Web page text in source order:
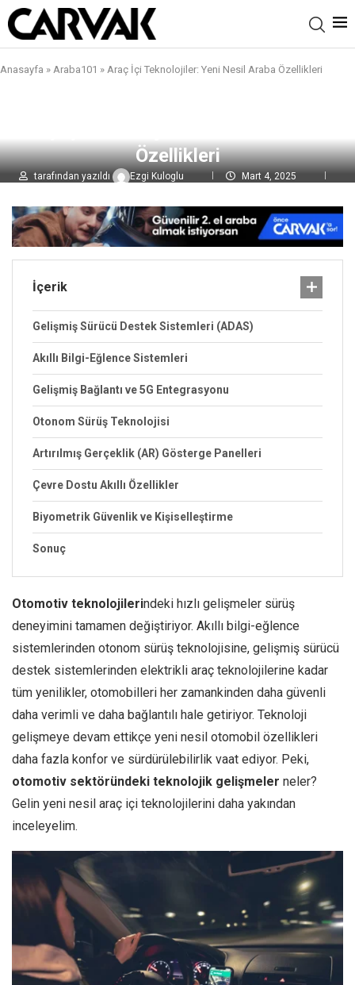
Anasayfa » Araba101 » Araç İçi Teknolojiler: Yeni Nesil Araba Özellikleri
Özellikleri
tarafından yazıldı Ezgi Kuloglu
Mart 4, 2025
İçerik
Gelişmiş Sürücü Destek Sistemleri (ADAS)
Akıllı Bilgi-Eğlence Sistemleri
Gelişmiş Bağlantı ve 5G Entegrasyonu
Otonom Sürüş Teknolojisi
Artırılmış Gerçeklik (AR) Gösterge Panelleri
Çevre Dostu Akıllı Özellikler
Biyometrik Güvenlik ve Kişiselleştirme
Sonuç
Otomotiv teknolojilerindeki hızlı gelişmeler sürüş
deneyimini tamamen değiştiriyor. Akıllı bilgi-eğlence
sistemlerinden otonom sürüş teknolojisine, gelişmiş sürücü
destek sistemlerinden elektrikli araç teknolojilerine kadar
tüm yenilikler, otomobilleri her zamankinden daha güvenli
daha verimli ve daha bağlantılı hale getiriyor. Teknoloji
gelişmeye devam ettikçe yeni nesil otomobil özellikleri
daha fazla konfor ve sürdürülebilirlik vaat ediyor. Peki,
otomotiv sektöründeki teknolojik gelişmeler neler?
Gelin yeni nesil araç içi teknolojilerini daha yakından
inceleyelim.